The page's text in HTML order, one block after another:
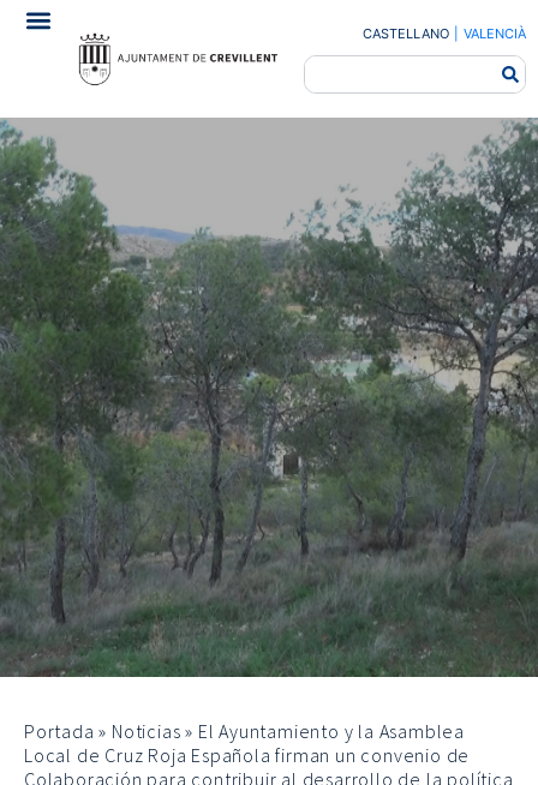
CASTELLANO VALENCIÀ
Portada » Noticias » El Ayuntamiento y la Asamblea
Local de Cruz Roja Española firman un convenio de
Colaboración para contribuir al desarrollo de la política